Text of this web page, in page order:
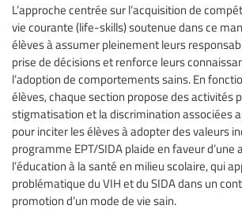
L’approche centrée sur l’acquisition de
vie courante (life-skills) soutenue dans ce
élèves à assumer pleinement leurs
prise de décisions et renforce leurs
l’adoption de comportements sains. En
élèves, chaque section propose des activités
stigmatisation et la discrimination associées
pour inciter les élèves à adopter des valeurs
programme EPT/SIDA plaide en faveur d’une
l’éducation à la santé en milieu scolaire, qui
problématique du VIH et du SIDA dans un
promotion d’un mode de vie sain.